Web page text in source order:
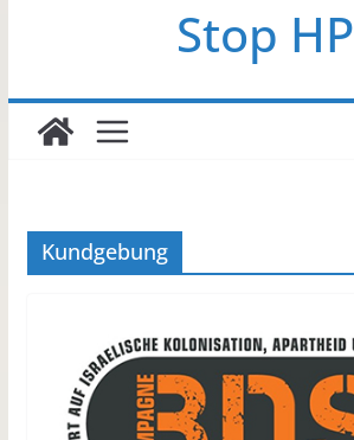
Stop HP
Kundgebung